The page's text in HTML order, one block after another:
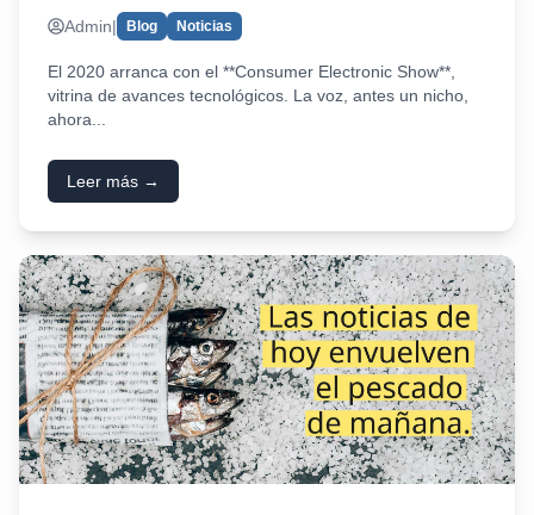
Admin| Blog Noticias
El 2020 arranca con el **Consumer Electronic Show**,
vitrina de avances tecnológicos. La voz, antes un nicho,
ahora...
Leer más →